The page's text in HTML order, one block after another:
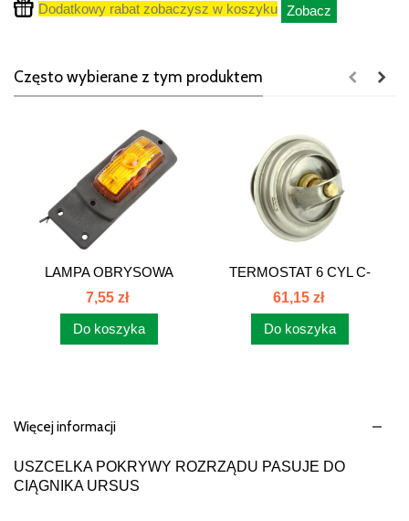
Dodatkowy rabat zobaczysz w koszyku Zobacz
Często wybierane z tym produktem
LAMPA OBRYSOWA
POMARAŃCZOWA
OŚ.027
7,55 zł
Do koszyka
TERMOSTAT 6 CYL C-
385 89005904...
61,15 zł
Do koszyka
Więcej informacji
USZCELKA POKRYWY ROZRZĄDU PASUJE DO
CIĄGNIKA URSUS